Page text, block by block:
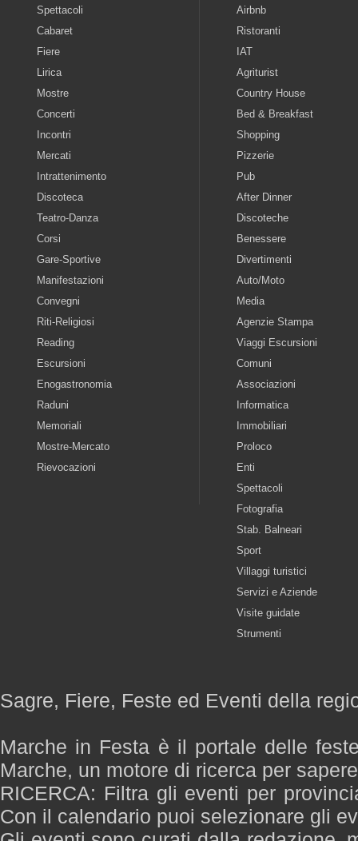
Spettacoli
Cabaret
Fiere
Lirica
Mostre
Concerti
Incontri
Mercati
Intrattenimento
Discoteca
Teatro-Danza
Corsi
Gare-Sportive
Manifestazioni
Convegni
Riti-Religiosi
Reading
Escursioni
Enogastronomia
Raduni
Memoriali
Mostre-Mercato
Rievocazioni
Airbnb
Ristoranti
IAT
Agriturist
Country House
Bed & Breakfast
Shopping
Pizzerie
Pub
After Dinner
Discoteche
Benessere
Divertimenti
Auto/Moto
Media
Agenzie Stampa
Viaggi Escursioni
Comuni
Associazioni
Informatica
Immobiliari
Proloco
Enti
Spettacoli
Fotografia
Stab. Balneari
Sport
Villaggi turistici
Servizi e Aziende
Visite guidate
Strumenti
Sagre, Fiere, Feste ed Eventi della
Marche in Festa è il portale delle
Marche, un motore di ricerca per
RICERCA: Filtra gli eventi per
Con il calendario puoi selezionare gli